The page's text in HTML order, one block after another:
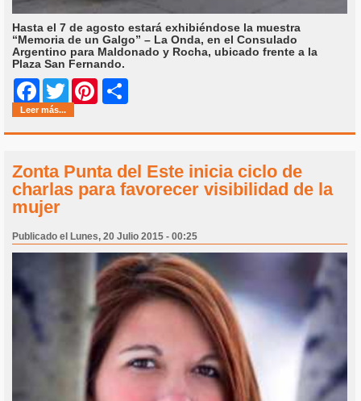
Hasta el 7 de agosto estará exhibiéndose la muestra
“Memoria de un Galgo” – La Onda, en el Consulado
Argentino para Maldonado y Rocha, ubicado frente a la
Plaza San Fernando.
Facebook
Twitter Pinterest
Leer más...
Zonta Punta del Este inicia ciclo de
charlas para favorecer visibilidad de la
mujer
Publicado el Lunes, 20 Julio 2015 - 00:25